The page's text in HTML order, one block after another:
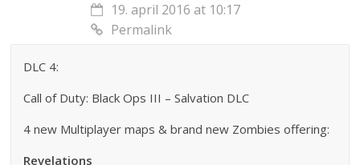
19. april 2016 at 10:17
Permalink
DLC 4:
Call of Duty: Black Ops III – Salvation DLC
4 new Multiplayer maps & brand new Zombies offering:
Revelations